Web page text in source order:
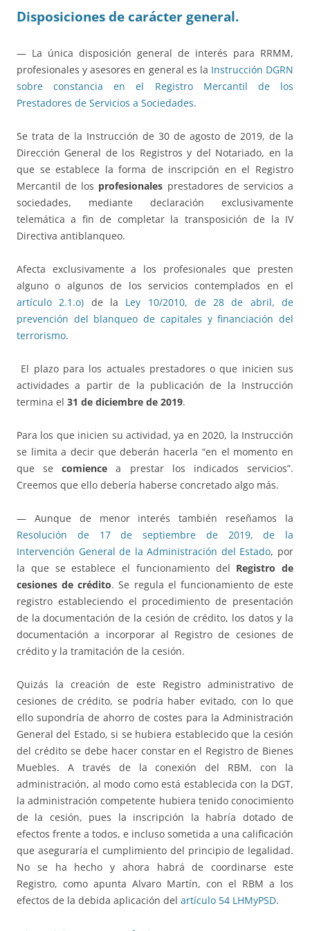
Disposiciones de carácter general.
— La única disposición general de interés para RRMM,
profesionales y asesores en general es la Instrucción DGRN
sobre constancia en el Registro Mercantil de los
Prestadores de Servicios a Sociedades.
Se trata de la Instrucción de 30 de agosto de 2019, de la
Dirección General de los Registros y del Notariado, en la
que se establece la forma de inscripción en el Registro
Mercantil de los profesionales prestadores de servicios a
sociedades, mediante declaración exclusivamente
telemática a fin de completar la transposición de la IV
Directiva antiblanqueo.
Afecta exclusivamente a los profesionales que presten
alguno o algunos de los servicios contemplados en el
artículo 2.1.o) de la Ley 10/2010, de 28 de abril, de
prevención del blanqueo de capitales y financiación del
terrorismo.
El plazo para los actuales prestadores o que inicien sus
actividades a partir de la publicación de la Instrucción
termina el 31 de diciembre de 2019.
Para los que inicien su actividad, ya en 2020, la Instrucción
se limita a decir que deberán hacerla “en el momento en
que secomience a prestar los indicados servicios”.
Creemos que ello debería haberse concretado algo más.
— Aunque de menor interés también reseñamos la
Resolución de 17 de septiembre de 2019, de la
Intervención General de la Administración del Estado, por
la que se establece el funcionamiento del Registro de
cesiones de crédito. Se regula el funcionamiento de este
registro estableciendo el procedimiento de presentación
de la documentación de la cesión de crédito, los datos y la
documentación a incorporar al Registro de cesiones de
crédito y la tramitación de la cesión.
Quizás la creación de este Registro administrativo de
cesiones de crédito, se podría haber evitado, con lo que
ello supondría de ahorro de costes para la Administración
General del Estado, si se hubiera establecido que la cesión
del crédito se debe hacer constar en el Registro de Bienes
Muebles. A través de la conexión del RBM, con la
administración, al modo como está establecida con la DGT,
la administración competente hubiera tenido conocimiento
de la cesión, pues la inscripción la habría dotado de
efectos frente a todos, e incluso sometida a una calificación
que aseguraría el cumplimiento del principio de legalidad.
No se ha hecho y ahora habrá de coordinarse este
Registro, como apunta Alvaro Martín, con el RBM a los
efectos de la debida aplicación del artículo 54 LHMyPSD.